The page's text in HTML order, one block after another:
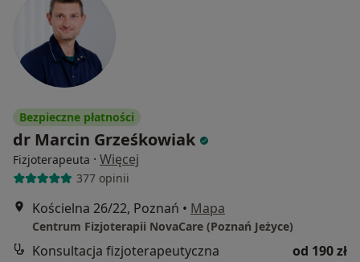
Bezpieczne płatności
dr Marcin Grześkowiak
Fizjoterapeuta · Więcej
377 opinii
Kościelna 26/22, Poznań • Mapa
Centrum Fizjoterapii NovaCare (Poznań Jeżyce)
Konsultacja fizjoterapeutyczna
od 190 zł